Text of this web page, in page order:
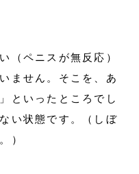
（ペニスが無反応）
ません。そこを、あ
といったところでし
い状態です。（しぼ
）